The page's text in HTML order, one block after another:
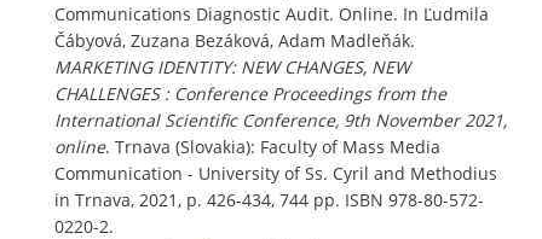
Communications Diagnostic Audit. Online. In Ľudmila
Čábyová, Zuzana Bezáková, Adam Madleňák.
MARKETING IDENTITY: NEW CHANGES, NEW
CHALLENGES : Conference Proceedings from the
International Scientific Conference, 9th November 2021,
online. Trnava (Slovakia): Faculty of Mass Media
Communication - University of Ss. Cyril and Methodius
in Trnava, 2021, p. 426-434, 744 pp. ISBN 978-80-572-
0220-2.